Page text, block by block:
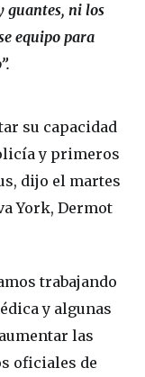
guantes, ni los
equipo para
su capacidad
y primeros
dijo el martes
York, Dermot
trabajando
y algunas
las
oficiales de